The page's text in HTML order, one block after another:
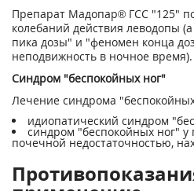
Препарат Мадопар® ГСС "125"
колебаний действия леводопы
пика дозы" и "феномен конца
неподвижность в ночное время).
Синдром "беспокойных ног"
Лечение синдрома
идиопатический синдром
синдром "беспокойных ног" у
почечной недостаточностью,